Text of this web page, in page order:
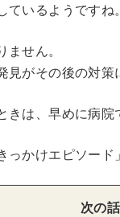
いるようですね。
せん。
がその後の対策
は、早めに病院
かけエピソード
次の